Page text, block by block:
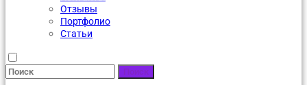
Отзывы
Портфолио
Статьи
Поиск